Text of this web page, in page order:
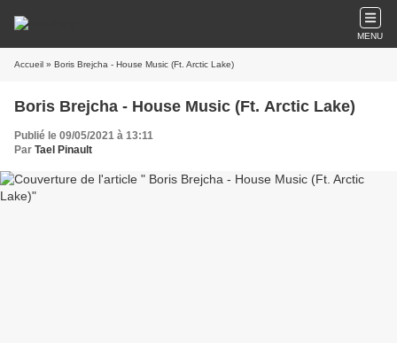
MENU
Accueil » Boris Brejcha - House Music (Ft. Arctic Lake)
Boris Brejcha - House Music (Ft. Arctic Lake)
Publié le 09/05/2021 à 13:11
Par Tael Pinault